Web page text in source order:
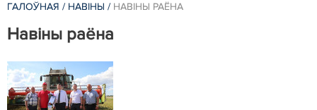
ГАЛОЎНАЯ / НАВIНЫ / НАВIНЫ РАЁНА
Навiны раёна